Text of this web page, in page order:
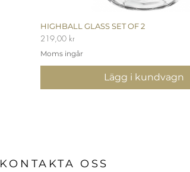
Snabbvisning
HIGHBALL GLASS SET OF 2
Pris
219,00 kr
Moms ingår
Lägg i kundvagn
KONTAKTA OSS